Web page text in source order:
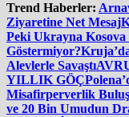
Trend Haberler:
Ziyaretine Net Mesaj
Peki Ukrayna Kosova
Göstermiyor?
Alevlerle Savaştı
YILLIK GÖÇ
Misafirperverlik
ve 20 Bin Umudun